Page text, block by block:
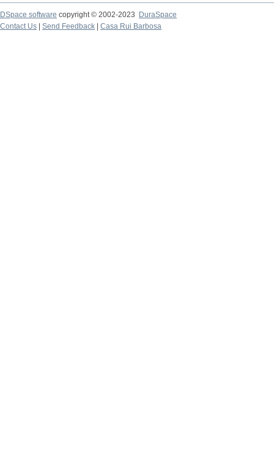
DSpace software copyright © 2002-2023
DuraSpace
Contact Us
Send Feedback Casa Rui Barbosa